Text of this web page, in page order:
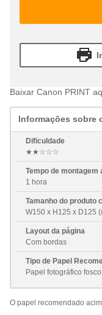
Baixar Canon PRINT
Informações sobre
Dificuldade
★★☆☆☆
Tempo de montagem
1 hora
Tamanho do produto
W150 x H125 x D125
Layout da página
Com bordas
Tipo de Papel
Papel fotográfico fosco
O papel recomendado